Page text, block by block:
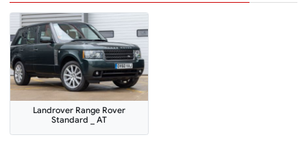
Landrover Range Rover
Standard _ AT